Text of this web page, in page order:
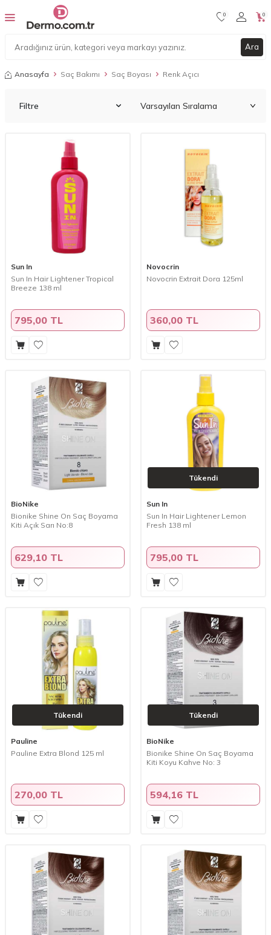
Ara
0 0
Anasayfa Saç Bakımı Saç Boyası Renk Açıcı
Filtre
Sun In
Sun In Hair Lightener Tropical
Breeze 138 ml
795,00 TL
Novocrin
Novocrin Extrait Dora 125ml
360,00 TL
BioNike
Bionike Shine On Saç Boyama
Kiti Açık Sarı No:8
629,10 TL
Tükendi
Sun In
Sun In Hair Lightener Lemon
Fresh 138 ml
795,00 TL
Tükendi
Pauline
Pauline Extra Blond 125 ml
270,00 TL
Tükendi
BioNike
Bionike Shine On Saç Boyama
Kiti Koyu Kahve No: 3
594,16 TL